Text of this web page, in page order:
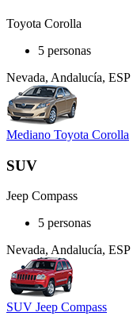
Toyota Corolla
5 personas
Nevada, Andalucía, ESP
Mediano Toyota Corolla
SUV
Jeep Compass
5 personas
Nevada, Andalucía, ESP
SUV Jeep Compass